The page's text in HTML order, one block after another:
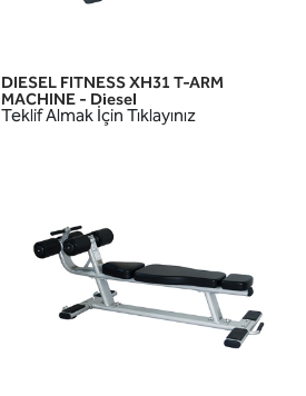
HIZLI GÖRÜNÜM
DIESEL FITNESS XH31 T-ARM
MACHINE - Diesel
Teklif Almak İçin Tıklayınız